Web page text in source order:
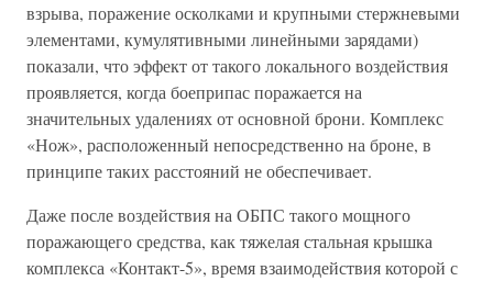
взрыва, поражение осколками и крупными стержневыми
элементами, кумулятивными линейными зарядами)
показали, что эффект от такого локального воздействия
проявляется, когда боеприпас поражается на
значительных удалениях от основной брони. Комплекс
«Нож», расположенный непосредственно на броне, в
принципе таких расстояний не обеспечивает.
Даже после воздействия на ОБПС такого мощного
поражающего средства, как тяжелая стальная крышка
комплекса «Контакт-5», время взаимодействия которой с